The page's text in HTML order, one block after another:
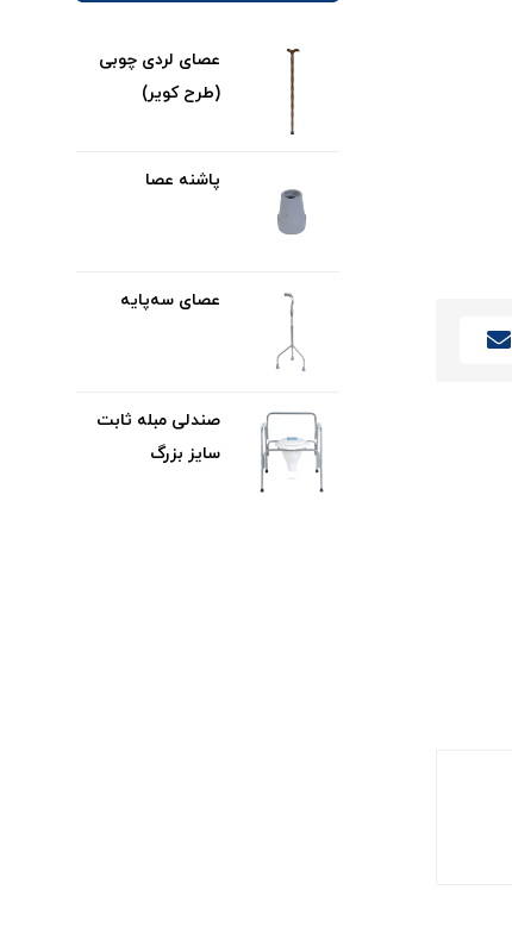
عصای لردی چوبی
(طرح کویر)
پاشنه عصا
عصای سه‌پایه
صندلی مبله ثابت
سایز بزرگ